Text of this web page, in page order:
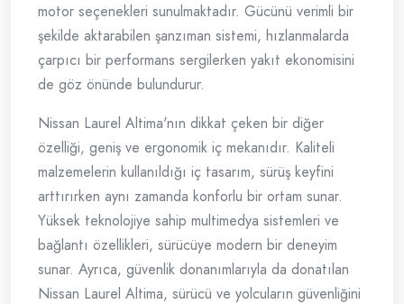
motor seçenekleri sunulmaktadır. Gücünü verimli bir
şekilde aktarabilen şanzıman sistemi, hızlanmalarda
çarpıcı bir performans sergilerken yakıt ekonomisini
de göz önünde bulundurur.
Nissan Laurel Altima'nın dikkat çeken bir diğer
özelliği, geniş ve ergonomik iç mekanıdır. Kaliteli
malzemelerin kullanıldığı iç tasarım, sürüş keyfini
arttırırken aynı zamanda konforlu bir ortam sunar.
Yüksek teknolojiye sahip multimedya sistemleri ve
bağlantı özellikleri, sürücüye modern bir deneyim
sunar. Ayrıca, güvenlik donanımlarıyla da donatılan
Nissan Laurel Altima, sürücü ve yolcuların güvenliğini